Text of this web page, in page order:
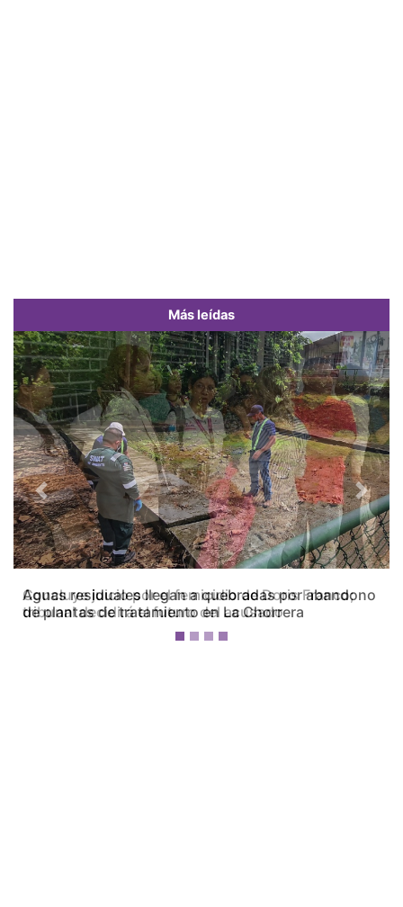
Más leídas
Concluye juicio por el femicidio de Doris Franco;
tribunal decidirá el futuro del acusado
Previous Next